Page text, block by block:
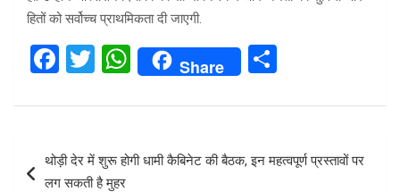
हितों को सर्वोच्च प्राथमिकता दी जाएगी.
F
ce
b
o
T
tt
W
h
at
s
A
Share
ar
navigation
थोड़ी देर में शुरू होगी धामी कैबिनेट की बैठक, इन महत्वपूर्ण प्रस्तावों पर
लग सकती है मुहर